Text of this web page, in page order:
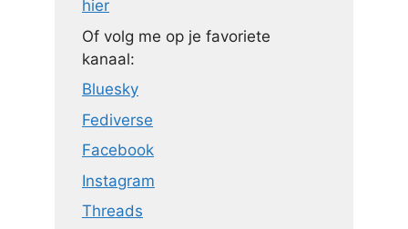
hier
Of volg me op je favoriete
kanaal:
Bluesky
Fediverse
Facebook
Instagram
Threads